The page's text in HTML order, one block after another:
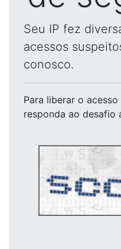
Seu IP fez
acessos
conosco.
Para liberar o acesso
responda ao desafio